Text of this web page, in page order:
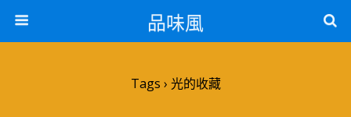
品味風
Tags › 光的收藏